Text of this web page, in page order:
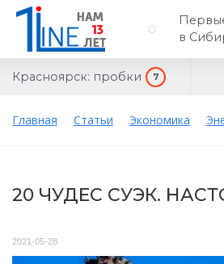
в
Красноярск: пробки 7
Главная Статьи Экономика
20 ЧУДЕС СУЭК.
2021-05-28